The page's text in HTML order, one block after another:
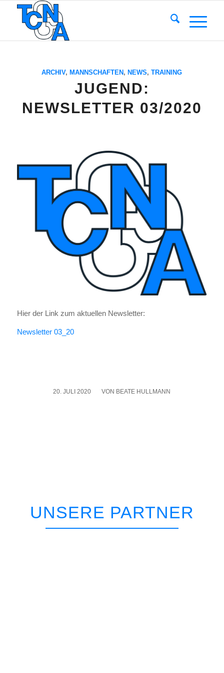
ARCHIV, MANNSCHAFTEN , NEWS,TRAINING
JUGEND:
NEWSLETTER 03/2020
Hier der Link zum aktu­el­len News­let­ter:
News­let­ter 03_20
20. JULI 2020
/ VON BEATE HULLMANN
UNSERE PARTNER